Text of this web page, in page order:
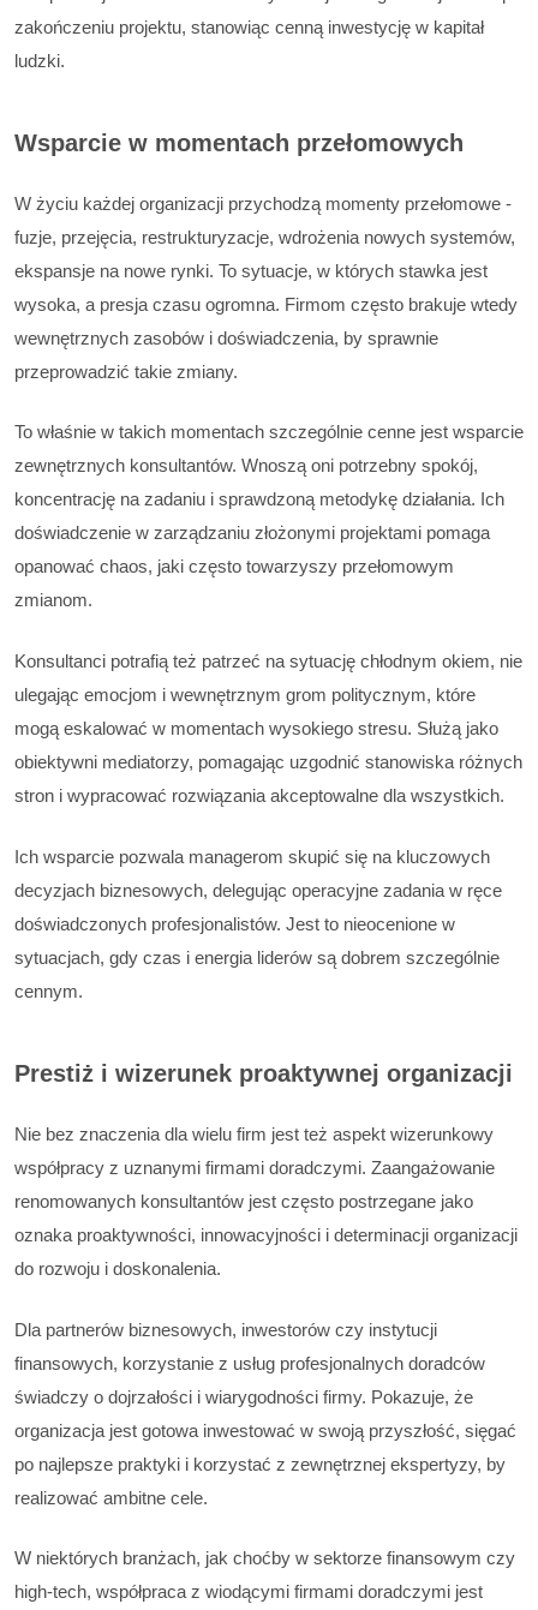
zakończeniu projektu, stanowiąc cenną inwestycję w kapitał
ludzki.
Wsparcie w momentach przełomowych
W życiu każdej organizacji przychodzą momenty przełomowe -
fuzje, przejęcia, restrukturyzacje, wdrożenia nowych systemów,
ekspansje na nowe rynki. To sytuacje, w których stawka jest
wysoka, a presja czasu ogromna. Firmom często brakuje wtedy
wewnętrznych zasobów i doświadczenia, by sprawnie
przeprowadzić takie zmiany.
To właśnie w takich momentach szczególnie cenne jest wsparcie
zewnętrznych konsultantów. Wnoszą oni potrzebny spokój,
koncentrację na zadaniu i sprawdzoną metodykę działania. Ich
doświadczenie w zarządzaniu złożonymi projektami pomaga
opanować chaos, jaki często towarzyszy przełomowym
zmianom.
Konsultanci potrafią też patrzeć na sytuację chłodnym okiem, nie
ulegając emocjom i wewnętrznym grom politycznym, które
mogą eskalować w momentach wysokiego stresu. Służą jako
obiektywni mediatorzy, pomagając uzgodnić stanowiska różnych
stron i wypracować rozwiązania akceptowalne dla wszystkich.
Ich wsparcie pozwala managerom skupić się na kluczowych
decyzjach biznesowych, delegując operacyjne zadania w ręce
doświadczonych profesjonalistów. Jest to nieocenione w
sytuacjach, gdy czas i energia liderów są dobrem szczególnie
cennym.
Prestiż i wizerunek proaktywnej organizacji
Nie bez znaczenia dla wielu firm jest też aspekt wizerunkowy
współpracy z uznanymi firmami doradczymi. Zaangażowanie
renomowanych konsultantów jest często postrzegane jako
oznaka proaktywności, innowacyjności i determinacji organizacji
do rozwoju i doskonalenia.
Dla partnerów biznesowych, inwestorów czy instytucji
finansowych, korzystanie z usług profesjonalnych doradców
świadczy o dojrzałości i wiarygodności firmy. Pokazuje, że
organizacja jest gotowa inwestować w swoją przyszłość, sięgać
po najlepsze praktyki i korzystać z zewnętrznej ekspertyzy, by
realizować ambitne cele.
W niektórych branżach, jak choćby w sektorze finansowym czy
high-tech, współpraca z wiodącymi firmami doradczymi jest